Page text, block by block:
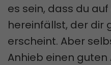
es sein, dass du
hereinfällst, der dir
erscheint. Aber
Anhieb einen